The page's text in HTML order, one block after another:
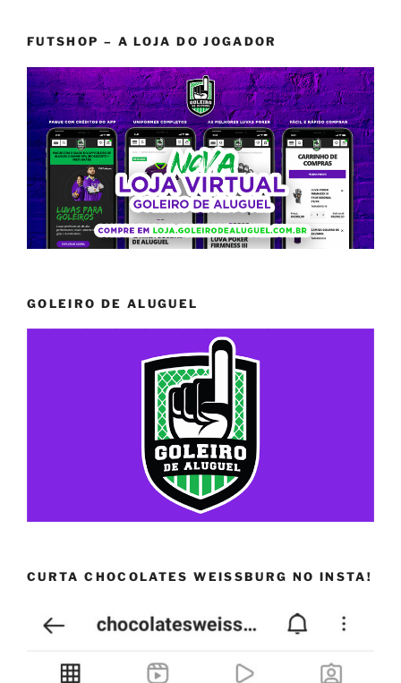
FUTSHOP – A LOJA DO JOGADOR
GOLEIRO DE ALUGUEL
CURTA CHOCOLATES WEISSBURG NO INSTA!